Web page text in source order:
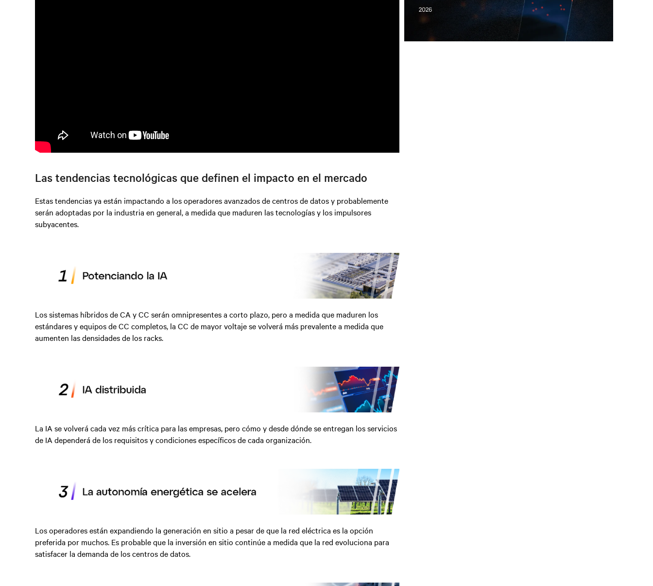
Las tendencias tecnológicas que definen el impacto en el mercado
Estas tendencias ya están impactando a los operadores avanzados de centros de datos y probablemente
serán adoptadas por la industria en general, a medida que maduren las tecnologías y los impulsores
subyacentes.
Los sistemas híbridos de CA y CC serán omnipresentes a corto plazo, pero a medida que maduren los
estándares y equipos de CC completos, la CC de mayor voltaje se volverá más prevalente a medida que
aumenten las densidades de los racks.
La IA se volverá cada vez más crítica para las empresas, pero cómo y desde dónde se entregan los servicios
de IA dependerá de los requisitos y condiciones específicos de cada organización.
Los operadores están expandiendo la generación en sitio a pesar de que la red eléctrica es la opción
preferida por muchos. Es probable que la inversión en sitio continúe a medida que la red evoluciona para
satisfacer la demanda de los centros de datos.